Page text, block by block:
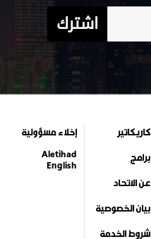
اشترك
كاريكاتير
برامج
عن الاتحاد
بيان الخصوصية
شروط الخدمة
إخلاء مسؤولية
Aletihad
English